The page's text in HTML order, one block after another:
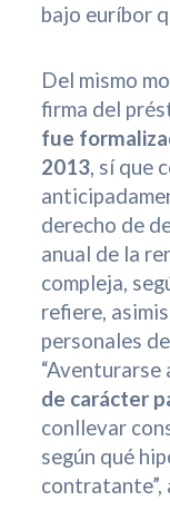
bajo euríbor
Del mismo
firma del
fue
2013, sí que
derecho de
anual de la
compleja,
refiere,
personales
“Aventurarse
de carácter
conllevar
según qué
contratante”,